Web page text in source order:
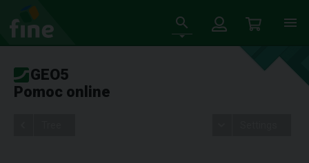
GEO5
Pomoc online